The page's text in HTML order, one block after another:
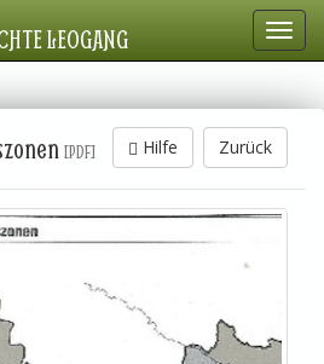
LEOGANG
Zurück
Hilfe
[PDF]